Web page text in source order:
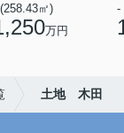
㎡)
万円
-
土地 木田